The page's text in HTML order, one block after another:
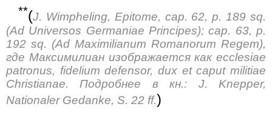
**(J. Wimpheling, Epitome, cap. 62, p. 189 sq.
(Ad Universos Germaniae Principes); cap. 63, p.
192 sq. (Ad Maximilianum Romanorum Regem),
где Максимилиан изображается как ecclesiae
patronus, fidelium defensor, dux et caput militiae
Christianae. Подробнее в кн.: J. Knepper,
Nationaler Gedanke, S. 22 ff.)